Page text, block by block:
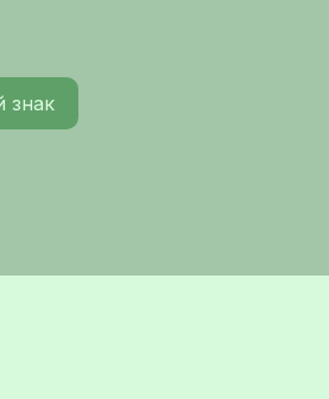
знак